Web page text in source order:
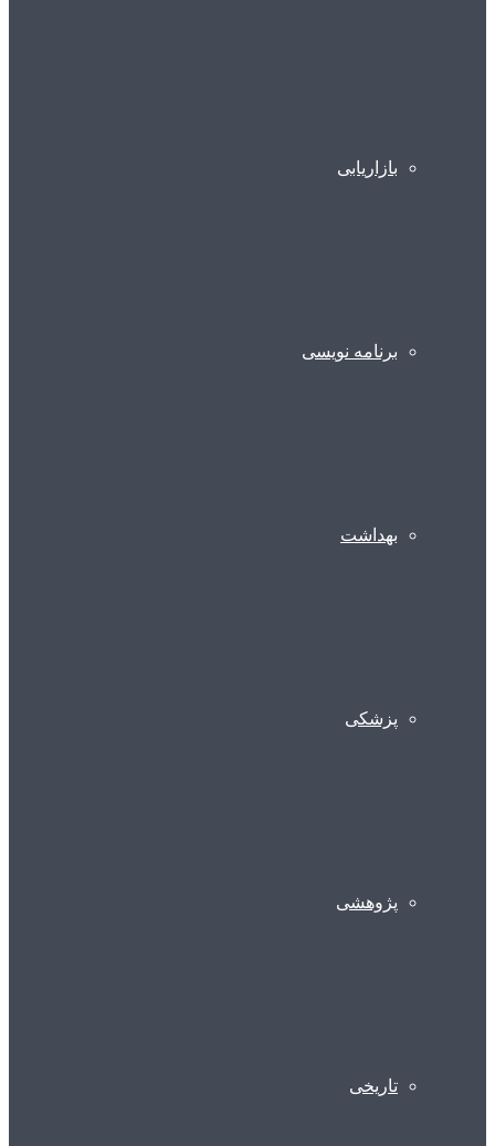
بازاریابی
برنامه نویسی
بهداشت
پزشکی
پژوهشی
تاریخی